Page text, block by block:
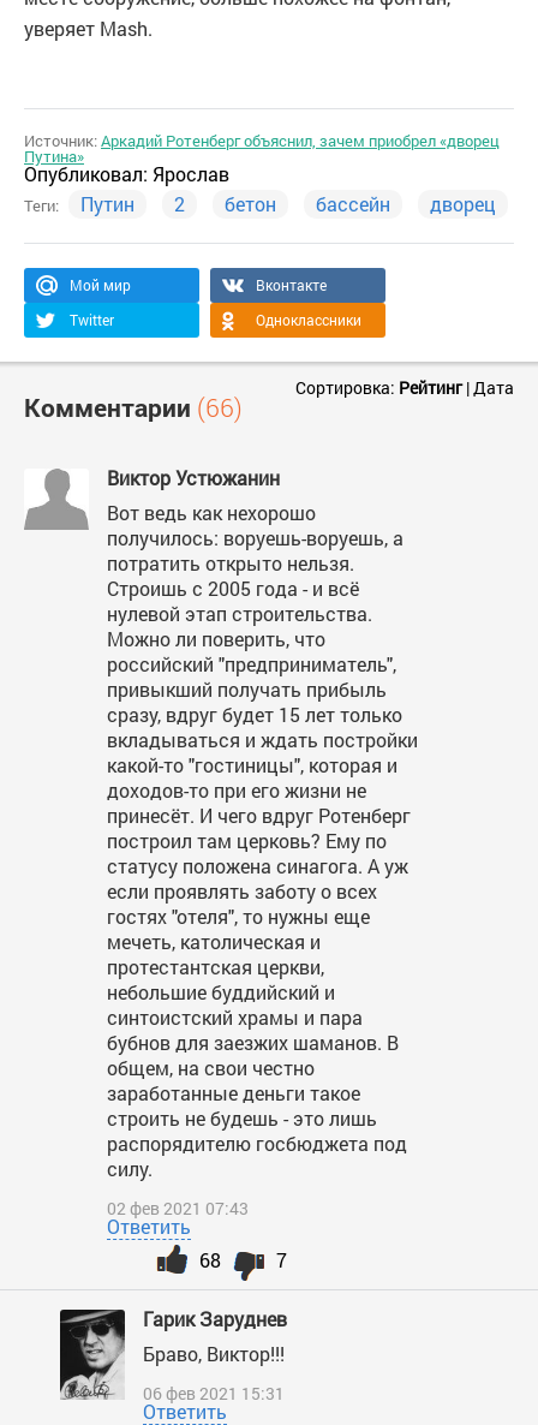
уверяет Mash.
Источник:Аркадий Ротенберг объяснил, зачем приобрел «дворец
Путина»
Опубликовал: Ярослав
Теги: Путин 2 бетон бассейн дворец
Мой мир
Вконтакте
Twitter
Одноклассники
Комментарии (66)
Сортировка: Рейтинг|Дата
Виктор Устюжанин
Вот ведь как нехорошо
получилось: воруешь-воруешь, а
потратить открыто нельзя.
Строишь с 2005 года - и всё
нулевой этап строительства.
Можно ли поверить, что
российский "предприниматель",
привыкший получать прибыль
сразу, вдруг будет 15 лет только
вкладываться и ждать постройки
какой-то "гостиницы", которая и
доходов-то при его жизни не
принесёт. И чего вдруг Ротенберг
построил там церковь? Ему по
статусу положена синагога. А уж
если проявлять заботу о всех
гостях "отеля", то нужны еще
мечеть, католическая и
протестантская церкви,
небольшие буддийский и
синтоистский храмы и пара
бубнов для заезжих шаманов. В
общем, на свои честно
заработанные деньги такое
строить не будешь - это лишь
распорядителю госбюджета под
силу.
02 фев 2021 07:43
Ответить
7
68
Гарик Заруднев
Браво, Виктор!!!
06 фев 2021 15:31
Ответить